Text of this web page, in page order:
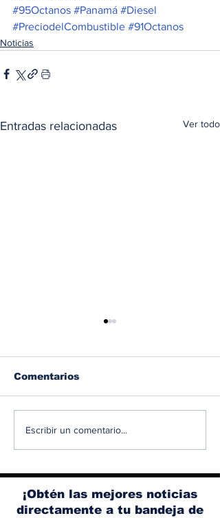
#95Octanos #Panamá #Diesel
#PreciodelCombustible #91Octanos
Noticias
Entradas relacionadas Ver todo
Albaisa deja la
Weaver tomará su
lugar
Comentarios
Escribir un comentario...
¡Obtén las mejores noticias
directamente a tu bandeja de